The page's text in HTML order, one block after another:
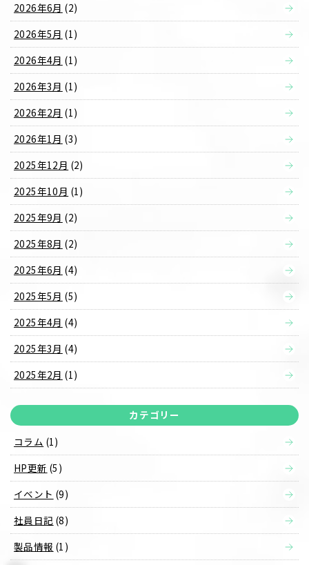
2026年6月 (2)
2026年5月 (1)
2026年4月 (1)
2026年3月 (1)
2026年2月 (1)
2026年1月 (3)
2025年12月 (2)
2025年10月 (1)
2025年9月 (2)
2025年8月 (2)
2025年6月 (4)
2025年5月 (5)
2025年4月 (4)
2025年3月 (4)
2025年2月 (1)
カテゴリー
コラム (1)
HP更新 (5)
イベント (9)
社員日記 (8)
製品情報 (1)